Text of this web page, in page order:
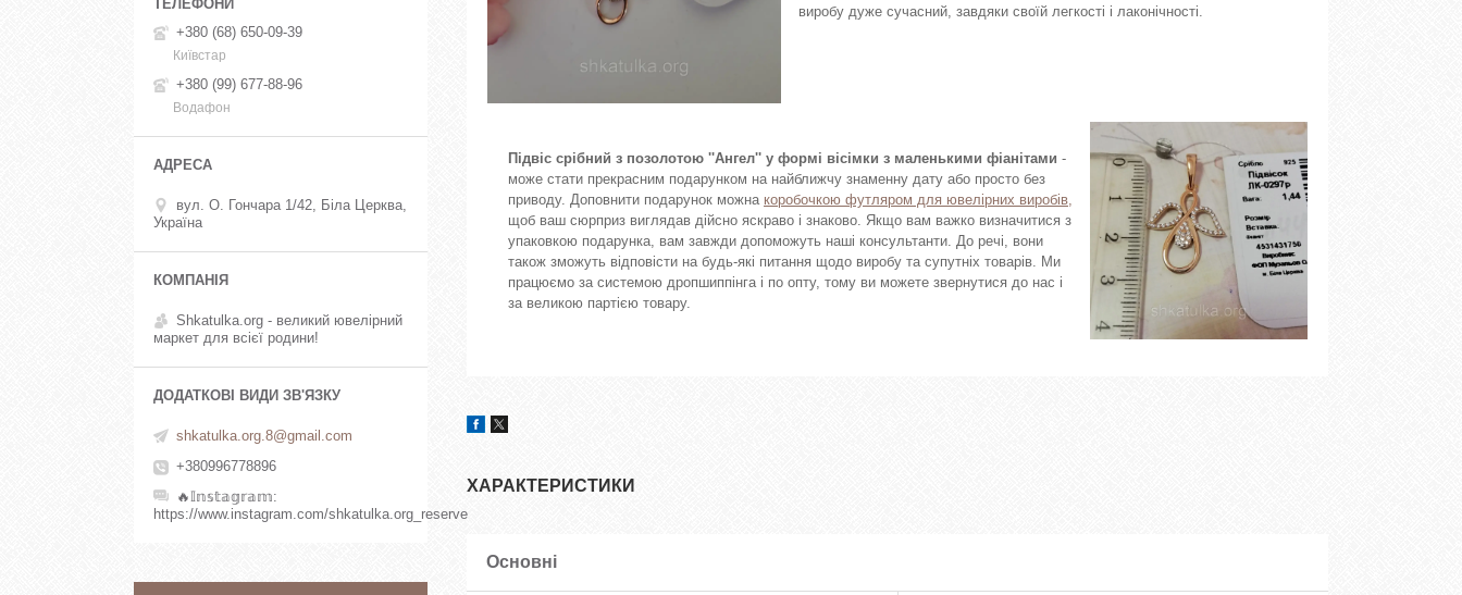
виробу дуже сучасний, завдяки своїй легкості і лаконічності.
Підвіс срібний з позолотою ''Ангел'' у формі вісімки з маленькими фіанітами -
може стати прекрасним подарунком на найближчу знаменну дату або просто без
приводу. Доповнити подарунок можна коробочкою футляром для ювелірних виробів,
щоб ваш сюрприз виглядав дійсно яскраво і знаково. Якщо вам важко визначитися з
упаковкою подарунка, вам завжди допоможуть наші консультанти. До речі, вони
також зможуть відповісти на будь-які питання щодо виробу та супутніх товарів. Ми
працюємо за системою дропшиппінга і по опту, тому ви можете звернутися до нас і
за великою партією товару.
ХАРАКТЕРИСТИКИ
Основні
+380 (68) 650-09-39
Київстар
+380 (99) 677-88-96
Водафон
вул. О. Гончара 1/42, Біла Церква,
Україна
Shkatulka.org - великий ювелірний
маркет для всієї родини!
shkatulka.org.8@gmail.com
+380996778896
🔥𝕀𝕟𝕤𝕥𝕒𝕘𝕣𝕒𝕞
https://www.instagram.com/shkatulka.org_reserve